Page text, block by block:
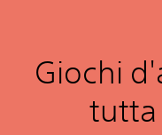
Giochi
tutta